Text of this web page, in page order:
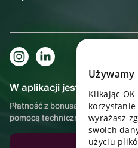
W aplikacji jest to jeszcze
Płatność z bonusami,
pomocą techniczną
Klikając
wyrażasz
swoich
użyciu